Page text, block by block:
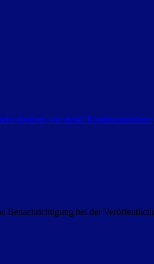
darüber, wie deine Kommentardaten
Benachrichtigung bei der